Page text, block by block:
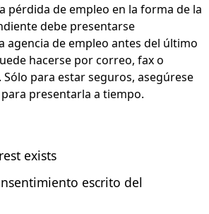
pérdida de empleo en la forma de la
debe presentarse
agencia de empleo antes del último
hacerse por correo, fax o
para estar seguros, asegúrese
presentarla a tiempo.
exists
escrito del